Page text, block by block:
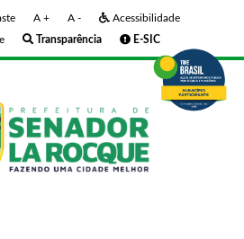
A + A -
Acessibilidade
Transparência E-SIC